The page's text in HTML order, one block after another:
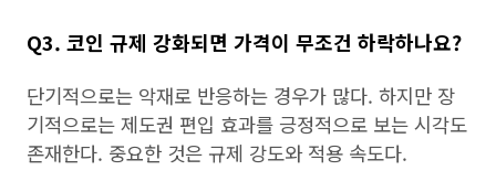
Q3. 코인 규제 강화되면 가격이 무조건 하락하나요?
단기적으로는 악재로 반응하는 경우가 많다. 하지만 장
기적으로는 제도권 편입 효과를 긍정적으로 보는 시각도
존재한다. 중요한 것은 규제 강도와 적용 속도다.